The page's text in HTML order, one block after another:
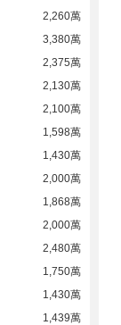
2,260萬
3,380萬
2,375萬
2,130萬
2,100萬
1,598萬
1,430萬
2,000萬
1,868萬
2,000萬
2,480萬
1,750萬
1,430萬
1,439萬